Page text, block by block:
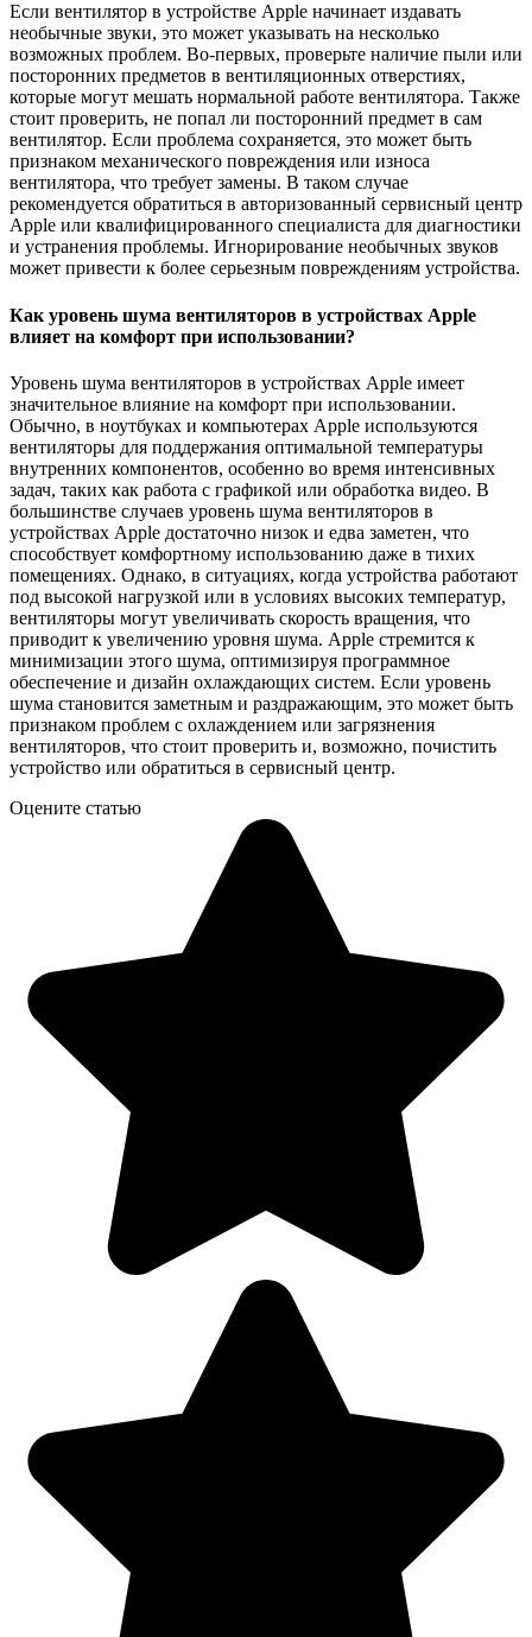
Если вентилятор в устройстве Apple начинает издавать
необычные звуки, это может указывать на несколько
возможных проблем. Во-первых, проверьте наличие пыли или
посторонних предметов в вентиляционных отверстиях,
которые могут мешать нормальной работе вентилятора. Также
стоит проверить, не попал ли посторонний предмет в сам
вентилятор. Если проблема сохраняется, это может быть
признаком механического повреждения или износа
вентилятора, что требует замены. В таком случае
рекомендуется обратиться в авторизованный сервисный центр
Apple или квалифицированного специалиста для диагностики
и устранения проблемы. Игнорирование необычных звуков
может привести к более серьезным повреждениям устройства.
Как уровень шума вентиляторов в устройствах Apple
влияет на комфорт при использовании?
Уровень шума вентиляторов в устройствах Apple имеет
значительное влияние на комфорт при использовании.
Обычно, в ноутбуках и компьютерах Apple используются
вентиляторы для поддержания оптимальной температуры
внутренних компонентов, особенно во время интенсивных
задач, таких как работа с графикой или обработка видео. В
большинстве случаев уровень шума вентиляторов в
устройствах Apple достаточно низок и едва заметен, что
способствует комфортному использованию даже в тихих
помещениях. Однако, в ситуациях, когда устройства работают
под высокой нагрузкой или в условиях высоких температур,
вентиляторы могут увеличивать скорость вращения, что
приводит к увеличению уровня шума. Apple стремится к
минимизации этого шума, оптимизируя программное
обеспечение и дизайн охлаждающих систем. Если уровень
шума становится заметным и раздражающим, это может быть
признаком проблем с охлаждением или загрязнения
вентиляторов, что стоит проверить и, возможно, почистить
устройство или обратиться в сервисный центр.
Оцените статью